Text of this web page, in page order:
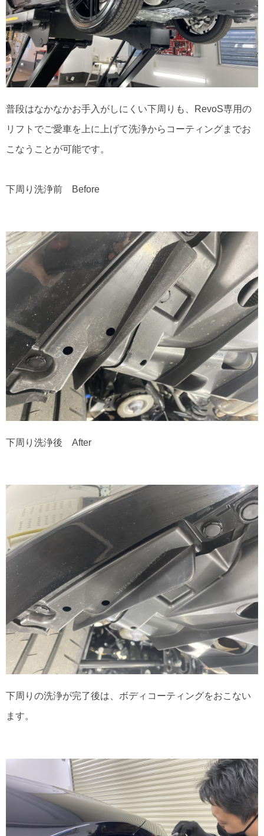
普段はなかなかお手入がしにくい下周りも、RevoS専用の
リフトでご愛車を上に上げて洗浄からコーティングまでお
こなうことが可能です。
下周り洗浄前 Before
下周り洗浄後 After
下周りの洗浄が完了後は、ボディコーティングをおこない
ます。